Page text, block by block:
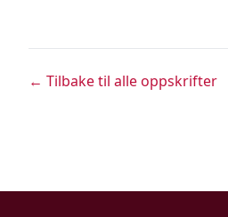
← Tilbake til alle oppskrifter